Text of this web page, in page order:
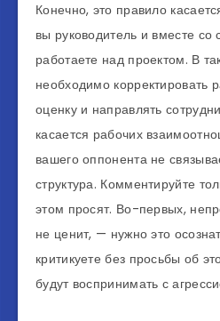
Конечно, это правило
вы руководитель и вместе со
работаете над проектом. В
необходимо корректировать
оценку и направлять
касается рабочих
вашего оппонента не
структура. Комментируйте
этом просят. Во-первых,
не ценит, — нужно это
критикуете без просьбы об
будут воспринимать с